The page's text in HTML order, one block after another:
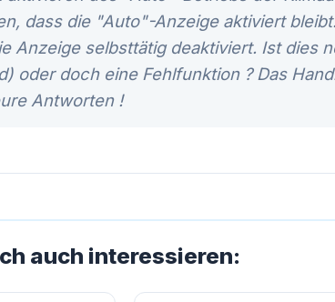
dass die "Auto"-Anzeige aktiviert
Anzeige selbsttätig deaktiviert. Ist dies
oder doch eine Fehlfunktion ? Das
Antworten !
auch interessieren: